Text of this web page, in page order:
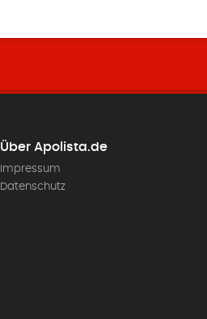
Über Apolista.de
Impressum
Datenschutz